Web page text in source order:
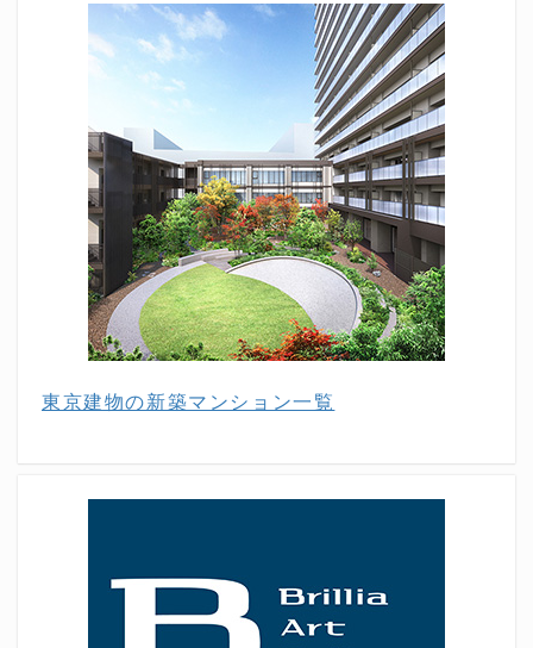
東京建物の新築マンション一覧